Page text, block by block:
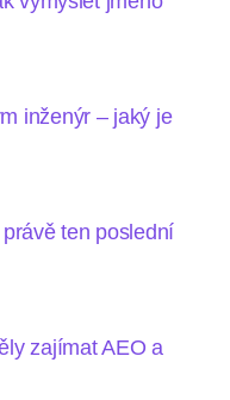
inženýr – jaký je
ten poslední
zajímat AEO a